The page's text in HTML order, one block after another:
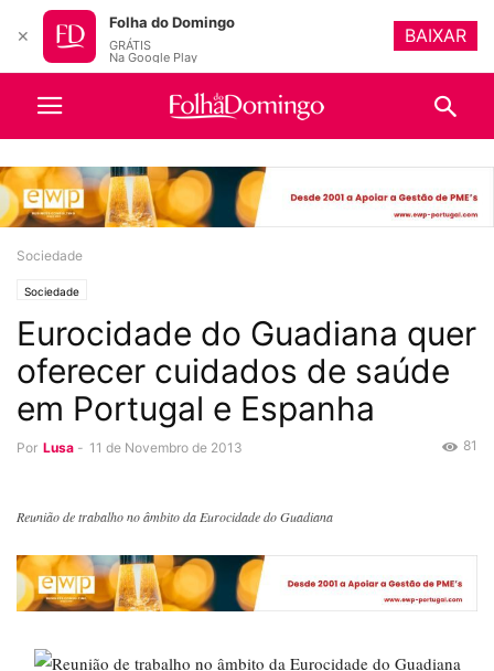
Sociedade
Sociedade
Eurocidade do Guadiana quer
oferecer cuidados de saúde
em Portugal e Espanha
Por Lusa - 11 de Novembro de 2013 81
Reunião de trabalho no âmbito da Eurocidade do Guadiana
✕
Folha do Domingo
GRÁTIS
Na Google Play
BAIXAR